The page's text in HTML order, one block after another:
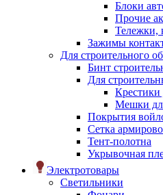
Блоки
Прочие
Тележки,
Зажимы
Для строительного
Бинт
Для
Крестики
Мешки
Покрытия
Сетка
Тент-полотна
Укрывочная
Электротовары
Светильники